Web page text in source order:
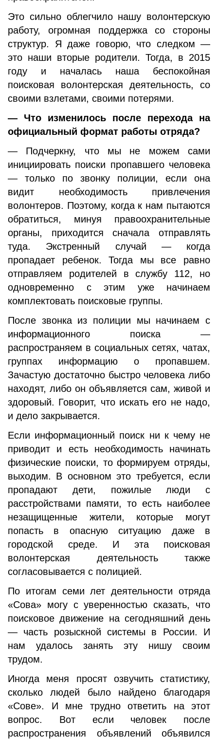
Это сильно облегчило нашу волонтерскую
работу, огромная поддержка со стороны
структур. Я даже говорю, что следком —
это наши вторые родители. Тогда, в 2015
году и началась наша беспокойная
поисковая волонтерская деятельность, со
своими взлетами, своими потерями.
— Что изменилось после перехода на
официальный формат работы отряда?
— Подчеркну, что мы не можем сами
инициировать поиски пропавшего человека
— только по звонку полиции, если она
видит необходимость привлечения
волонтеров. Поэтому, когда к нам пытаются
обратиться, минуя правоохранительные
органы, приходится сначала отправлять
туда. Экстренный случай — когда
пропадает ребенок. Тогда мы все равно
отправляем родителей в службу 112, но
одновременно с этим уже начинаем
комплектовать поисковые группы.
После звонка из полиции мы начинаем с
информационного поиска —
распространяем в социальных сетях, чатах,
группах информацию о пропавшем.
Зачастую достаточно быстро человека либо
находят, либо он объявляется сам, живой и
здоровый. Говорит, что искать его не надо,
и дело закрывается.
Если информационный поиск ни к чему не
приводит и есть необходимость начинать
физические поиски, то формируем отряды,
выходим. В основном это требуется, если
пропадают дети, пожилые люди с
расстройствами памяти, то есть наиболее
незащищенные жители, которые могут
попасть в опасную ситуацию даже в
городской среде. И эта поисковая
волонтерская деятельность также
согласовывается с полицией.
По итогам семи лет деятельности отряда
«Сова» могу с уверенностью сказать, что
поисковое движение на сегодняшний день
— часть розыскной системы в России. И
нам удалось занять эту нишу своим
трудом.
Иногда меня просят озвучить статистику,
сколько людей было найдено благодаря
«Сове». И мне трудно ответить на этот
вопрос. Вот если человек после
распространения объявлений объявился